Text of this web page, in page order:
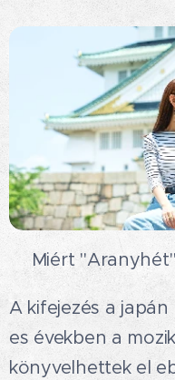
💛Miért
A kifejezés a
es években a
könyvelhettek el